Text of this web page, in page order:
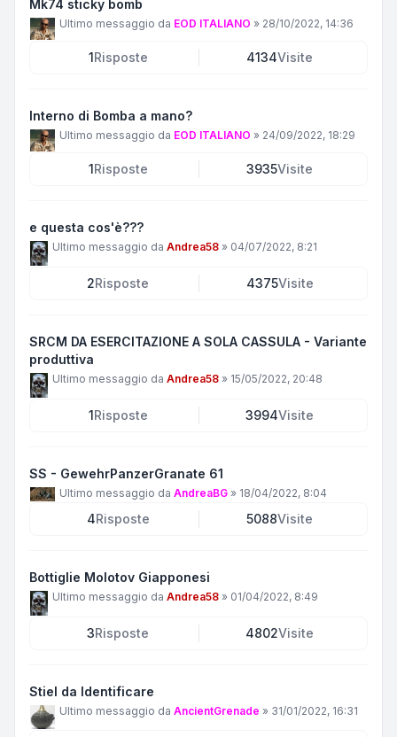
Mk74 sticky bomb
Ultimo messaggio da EOD ITALIANO » 28/10/2022, 14:36
1Risposte 4134Visite
Interno di Bomba a mano?
Ultimo messaggio da EOD ITALIANO » 24/09/2022, 18:29
1 Risposte 3935Visite
e questa cos'è???
Ultimo messaggio da Andrea58 » 04/07/2022, 8:21
2Risposte 4375Visite
SRCM DA ESERCITAZIONE A SOLA CASSULA - Variante
produttiva
Ultimo messaggio da Andrea58 » 15/05/2022, 20:48
1Risposte 3994Visite
SS - GewehrPanzerGranate 61
Ultimo messaggio da AndreaBG » 18/04/2022, 8:04
4Risposte 5088Visite
Bottiglie Molotov Giapponesi
Ultimo messaggio da Andrea58 » 01/04/2022, 8:49
3Risposte 4802Visite
Stiel da Identificare
Ultimo messaggio da AncientGrenade » 31/01/2022, 16:31